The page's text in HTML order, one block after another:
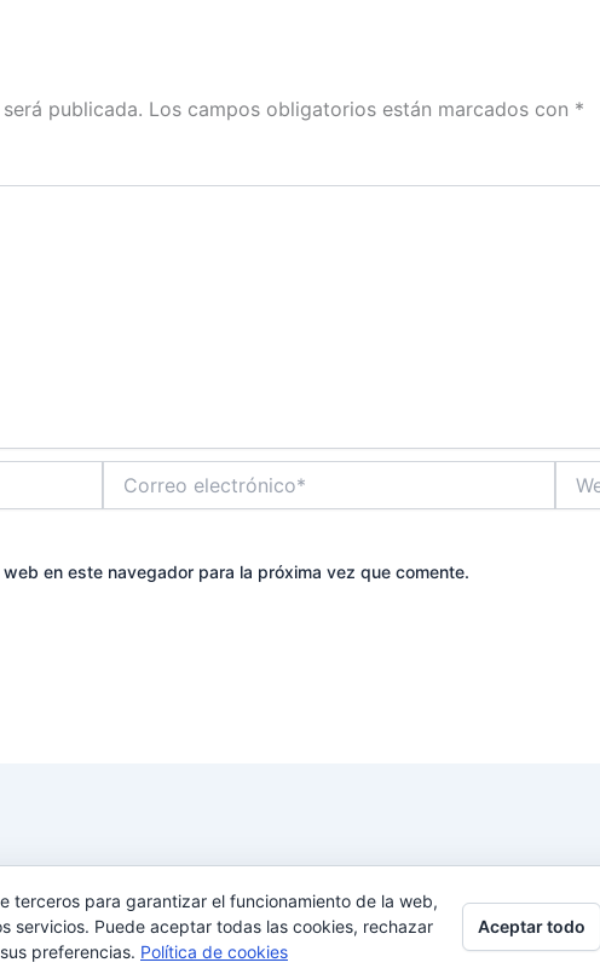
publicada. Los campos obligatorios están marcados con *
electrónico*
en este navegador para la próxima vez que comente.
derechos © 2026 Alquiler de castillos hinchables en Madrid
terceros para garantizar el funcionamiento de la web,
servicios. Puede aceptar todas las cookies, rechazar
preferencias. Política de cookies
Aceptar todo